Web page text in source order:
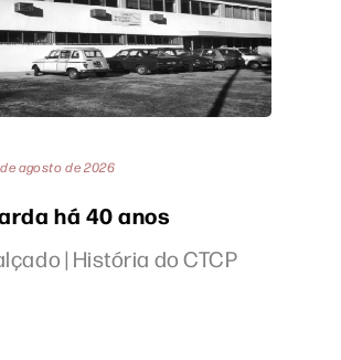
agosto de 2026
há 40 anos
| História do CTCP